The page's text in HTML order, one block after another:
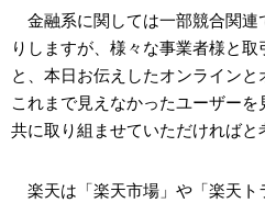
金融系に関しては一部競合関連
りしますが、様々な事業者様と
と、本日お伝えしたオンラインと
これまで見えなかったユーザーを
共に取り組ませていただければと
楽天は「楽天市場」や「楽天ト